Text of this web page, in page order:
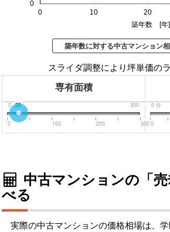
0 10 20
0
築年数 [年]
築年数に対する中古マンション
スライダ調整により坪単価の
専有面積
0 300
25
0 100 200 300
0 分
0
中古マンションの「
べる
実際の中古マンションの価格相場は、